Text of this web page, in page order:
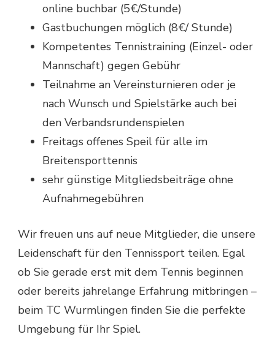
online buchbar (5€/Stunde)
Gastbuchungen möglich (8€/ Stunde)
Kompetentes Tennistraining (Einzel- oder
Mannschaft) gegen Gebühr
Teilnahme an Vereinsturnieren oder je
nach Wunsch und Spielstärke auch bei
den Verbandsrundenspielen
Freitags offenes Speil für alle im
Breitensporttennis
sehr günstige Mitgliedsbeiträge ohne
Aufnahmegebühren
Wir freuen uns auf neue Mitglieder, die unsere
Leidenschaft für den Tennissport teilen. Egal
ob Sie gerade erst mit dem Tennis beginnen
oder bereits jahrelange Erfahrung mitbringen –
beim TC Wurmlingen finden Sie die perfekte
Umgebung für Ihr Spiel.